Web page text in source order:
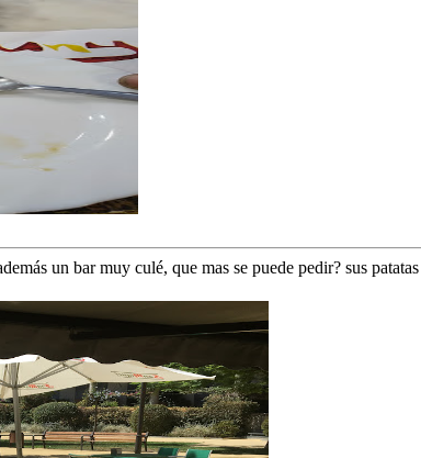
un bar muy culé, que mas se puede pedir? sus